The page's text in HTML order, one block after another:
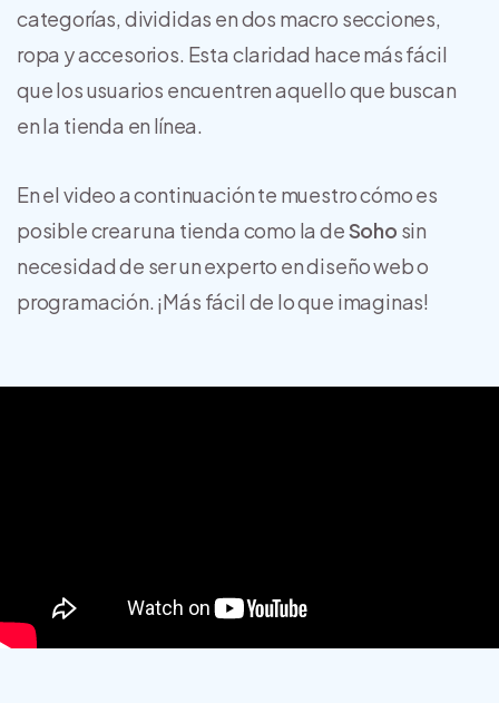
categorías, divididas en dos macro secciones,
ropa y accesorios. Esta claridad hace más fácil
que los usuarios encuentren aquello que buscan
en la tienda en línea.
En el video a continuación te muestro cómo es
posible crear una tienda como la deSoho sin
necesidad de ser un experto en diseño web o
programación. ¡Más fácil de lo que imaginas!